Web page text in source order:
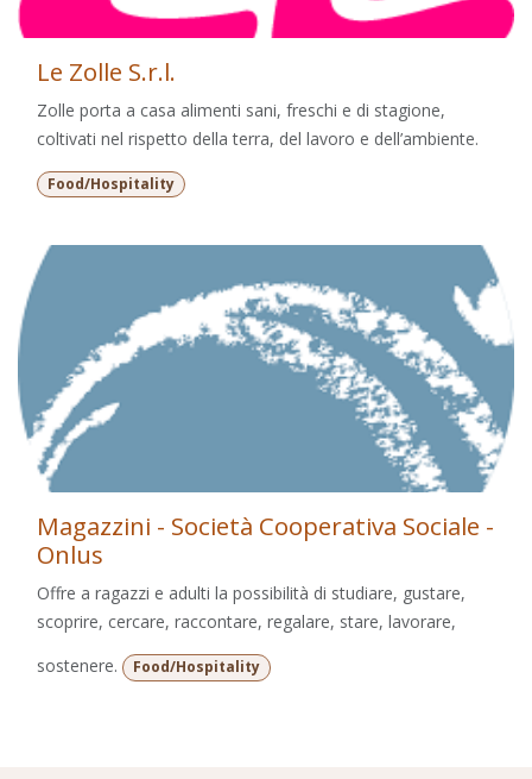
Le Zolle S.r.l.
Zolle porta a casa alimenti sani, freschi e di stagione,
coltivati nel rispetto della terra, del lavoro e dell’ambiente.
Food/Hospitality
Magazzini - Società Cooperativa Sociale -
Onlus
Offre a ragazzi e adulti la possibilità di studiare, gustare,
scoprire, cercare, raccontare, regalare, stare, lavorare,
sostenere.
Food/Hospitality